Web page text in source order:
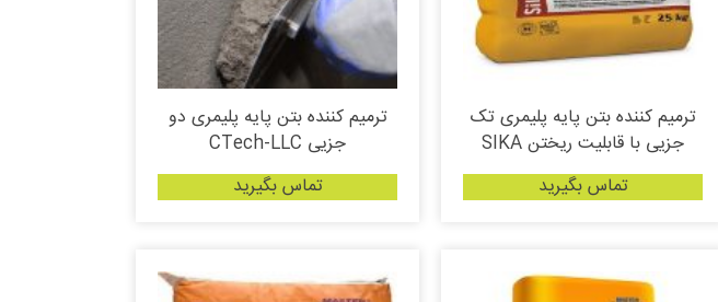
ترمیم کننده بتن پایه پلیمری تک
جزیی با قابلیت ریختن SIKA
تماس بگیرید
ترمیم کننده بتن پایه پلیمری دو
جزیی CTech-LLC
تماس بگیرید